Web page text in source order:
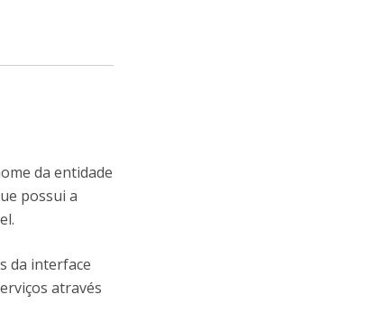
da entidade
possui a
da interface
através